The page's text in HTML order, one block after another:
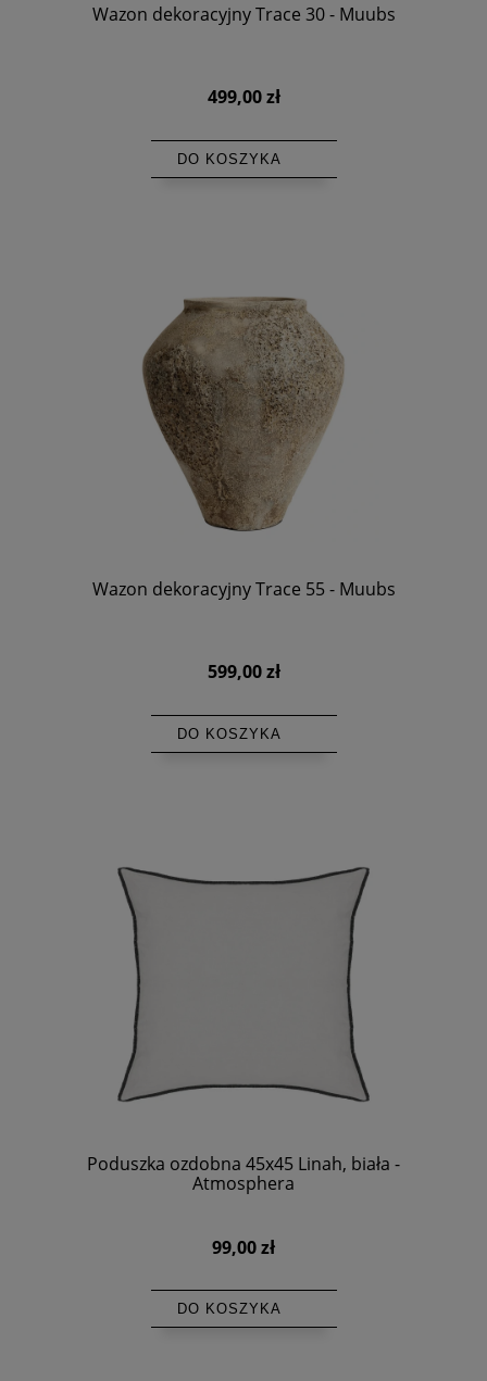
Wazon dekoracyjny Trace 30 - Muubs
499,00 zł
DO KOSZYKA
Wazon dekoracyjny Trace 55 - Muubs
599,00 zł
DO KOSZYKA
Poduszka ozdobna 45x45 Linah, biała -
Atmosphera
99,00 zł
DO KOSZYKA